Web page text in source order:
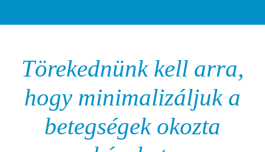
Törekednünk kell arra,
hogy minimalizáljuk a
betegségek okozta